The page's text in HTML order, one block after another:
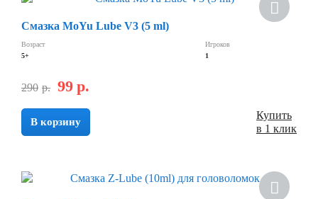
Смазка MoYu Lube V3 (5 ml)
Возраст
5+
Игроков
1
290 р. 99 р.
В корзину
Купить
в 1 клик